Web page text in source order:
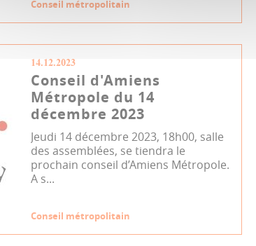
Conseil métropolitain
14.12.2023
Conseil d'Amiens
Métropole du 14
décembre 2023
Jeudi 14 décembre 2023, 18h00, salle
des assemblées, se tiendra le
prochain conseil d’Amiens Métropole.
A s...
Conseil métropolitain